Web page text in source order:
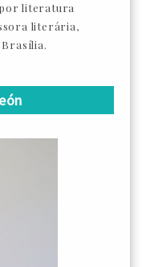
literatura
literária,